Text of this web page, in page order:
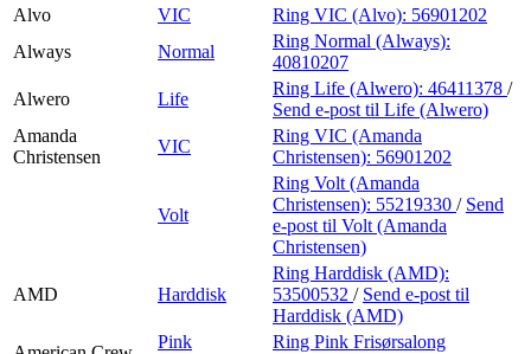
Alvo
VIC Ring VIC (Alvo): 56901202
Always
Normal
Ring Normal (Always):
40810207
Alwero
Life
Ring Life (Alwero): 46411378 /
Send e-post til Life (Alwero)
Amanda
Christensen
VIC
Ring VIC (Amanda
Christensen): 56901202
Volt
Ring Volt (Amanda
Christensen): 55219330 / Send
e-post til Volt (Amanda
Christensen)
AMD Harddisk
Ring Harddisk (AMD):
53500532 / Send e-post til
Harddisk (AMD)
Pink
Ring Pink Frisørsalong